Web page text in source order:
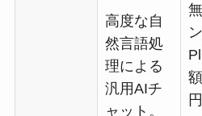
高度な自
然言語処
理による
汎用AIチ
ャット。
円